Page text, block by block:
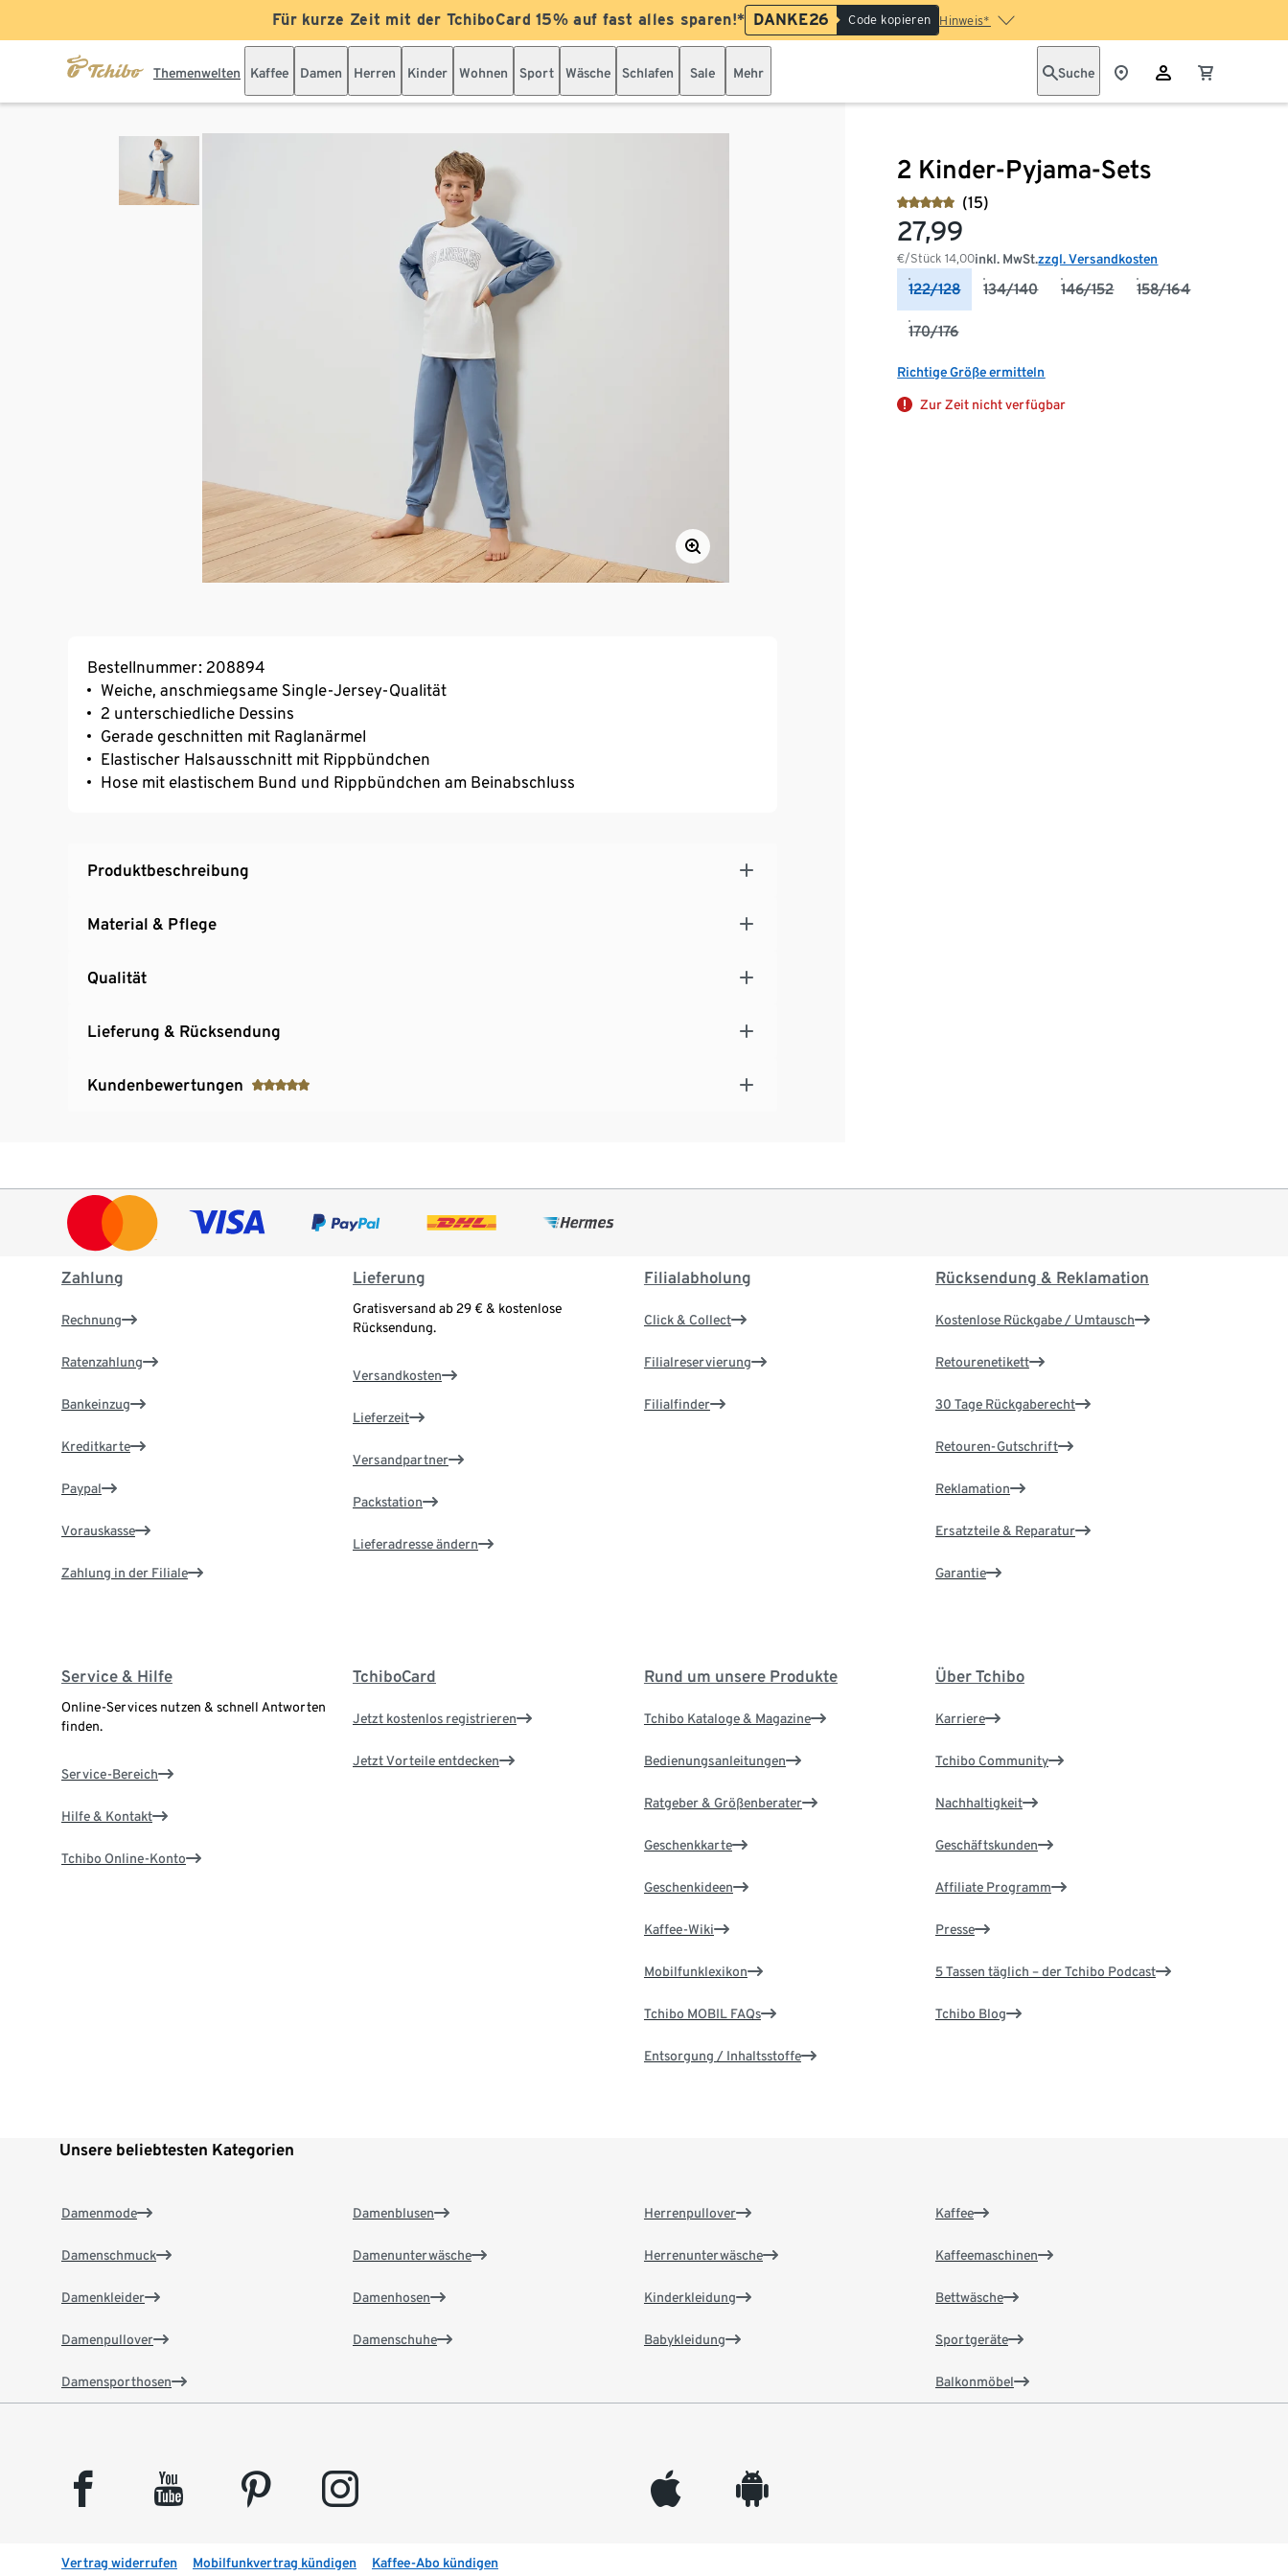
Für kurze Zeit mit der TchiboCard 15% auf fast alles sparen!* DANKE26 Code kopieren Hinweis*
Themenwelten Kaffee Damen Herren Kinder Wohnen Sport Wäsche Schlafen Sale Mehr Suche
2 Kinder-Pyjama-Sets
(15)
27,99
€/Stück14,00inkl. MwSt.zzgl. Versandkosten
122/128 134/140 146/152 158/164
170/176
Richtige Größe ermitteln
Zur Zeit nicht verfügbar
Bestellnummer: 208894
Weiche, anschmiegsame Single-Jersey-Qualität
2 unterschiedliche Dessins
Gerade geschnitten mit Raglanärmel
Elastischer Halsausschnitt mit Rippbündchen
Hose mit elastischem Bund und Rippbündchen am Beinabschluss
Produktbeschreibung
Material & Pflege
Qualität
Lieferung & Rücksendung
Kundenbewertungen
Zahlung
Rechnung
Ratenzahlung
Bankeinzug
Kreditkarte
Paypal
Vorauskasse
Zahlung in der Filiale
Lieferung
Gratisversand ab 29 € & kostenlose
Rücksendung.
Versandkosten
Lieferzeit
Versandpartner
Packstation
Lieferadresse ändern
Filialabholung
Click & Collect
Filialreservierung
Filialfinder
Rücksendung & Reklamation
Kostenlose Rückgabe / Umtausch
Retourenetikett
30 Tage Rückgaberecht
Retouren-Gutschrift
Reklamation
Ersatzteile & Reparatur
Garantie
Service & Hilfe
Online-Services nutzen & schnell Antworten
finden.
Service-Bereich
Hilfe & Kontakt
Tchibo Online-Konto
TchiboCard
Jetzt kostenlos registrieren
Jetzt Vorteile entdecken
Rund um unsere Produkte
Tchibo Kataloge & Magazine
Bedienungsanleitungen
Ratgeber & Größenberater
Geschenkkarte
Geschenkideen
Kaffee-Wiki
Mobilfunklexikon
Tchibo MOBIL FAQs
Entsorgung / Inhaltsstoffe
Über Tchibo
Karriere
Tchibo Community
Nachhaltigkeit
Geschäftskunden
Affiliate Programm
Presse
5 Tassen täglich – der Tchibo Podcast
Tchibo Blog
Unsere beliebtesten Kategorien
Damenmode
Damenschmuck
Damenkleider
Damenpullover
Damensporthosen
Damenblusen
Damenunterwäsche
Damenhosen
Damenschuhe
Herrenpullover
Herrenunterwäsche
Kinderkleidung
Babykleidung
Kaffee
Kaffeemaschinen
Bettwäsche
Sportgeräte
Balkonmöbel
facebook youtube pinterest instagram appleinc android
Vertrag widerrufen Mobilfunkvertrag kündigen Kaffee-Abo kündigen